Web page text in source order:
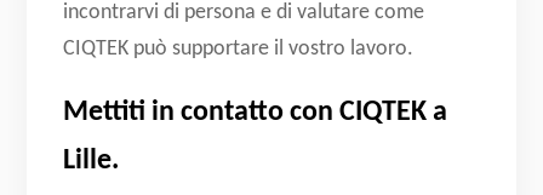
incontrarvi di persona e di valutare come
CIQTEK può supportare il vostro lavoro.
Mettiti in contatto con CIQTEK a
Lille.